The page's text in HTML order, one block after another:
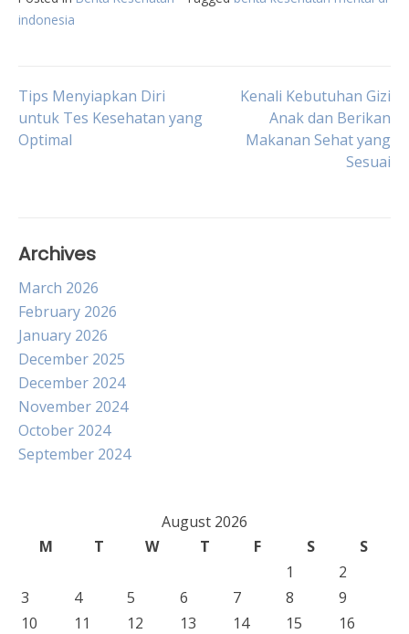
indonesia
Post
navigation
Tips Menyiapkan Diri
untuk Tes Kesehatan yang
Optimal
Kenali Kebutuhan Gizi
Anak dan Berikan
Makanan Sehat yang
Sesuai
Archives
March 2026
February 2026
January 2026
December 2025
December 2024
November 2024
October 2024
September 2024
August 2026
M
T W T F S
S
1
2
3
4 5 6 7 8
9
10
11 12 13 14 15
16